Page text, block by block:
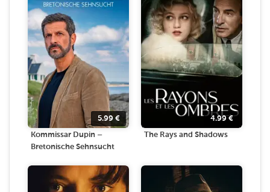
5.99 €
Kommissar Dupin –
Bretonische Sehnsucht
4.99€
The Rays and Shadows